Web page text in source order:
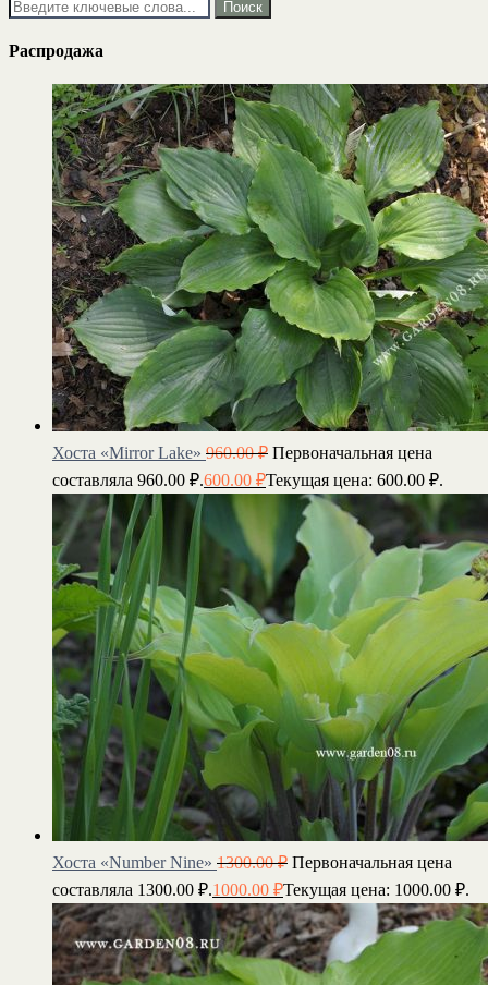
Распродажа
Хоста «Mirror Lake» 960.00₽ Первоначальная цена
составляла 960.00 ₽.600.00 ₽Текущая цена: 600.00 ₽.
Хоста «Number Nine» 1300.00₽ Первоначальная цена
составляла 1300.00 ₽.1000.00 ₽Текущая цена: 1000.00 ₽.